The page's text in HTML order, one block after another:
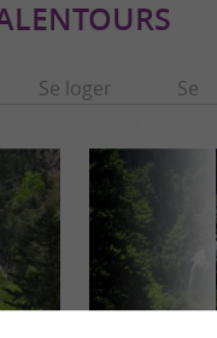
Se loger Se